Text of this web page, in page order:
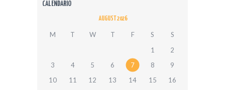
CALENDARIO
AUGUST 2026
M T W T F S
S
1
2
3
4 5 6 7 8
9
10
11 12 13 14 15
16